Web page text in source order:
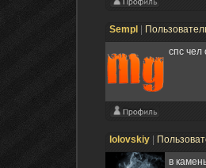
Sempl
спс чел
lolovskiy
в